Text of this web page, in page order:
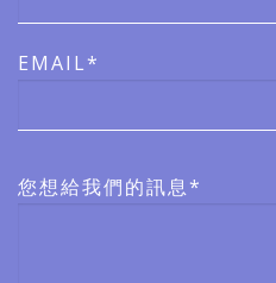
EMAIL*
您想給我們的訊息*